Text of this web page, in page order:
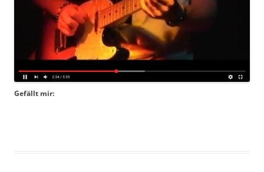
Gefällt mir: